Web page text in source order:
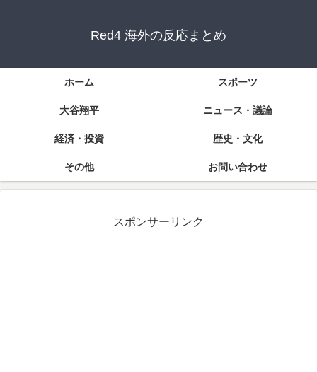
Red4 海外の反応まとめ
ホーム スポーツ
大谷翔平 ニュース・議論
経済・投資 歴史・文化
その他 お問い合わせ
スポンサーリンク